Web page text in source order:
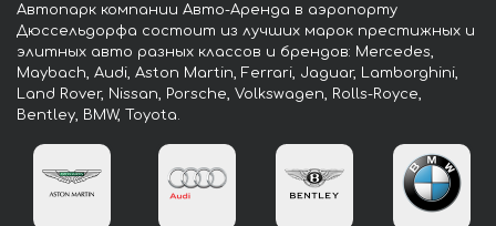
Автопарк компании Авто-Аренда в аэропорту
Дюссельдорфа состоит из лучших марок престижных и
элитных авто разных классов и брендов: Mercedes,
Maybach, Audi, Aston Martin, Ferrari, Jaguar, Lamborghini,
Land Rover, Nissan, Porsche, Volkswagen, Rolls-Royce,
Bentley, BMW, Toyota.